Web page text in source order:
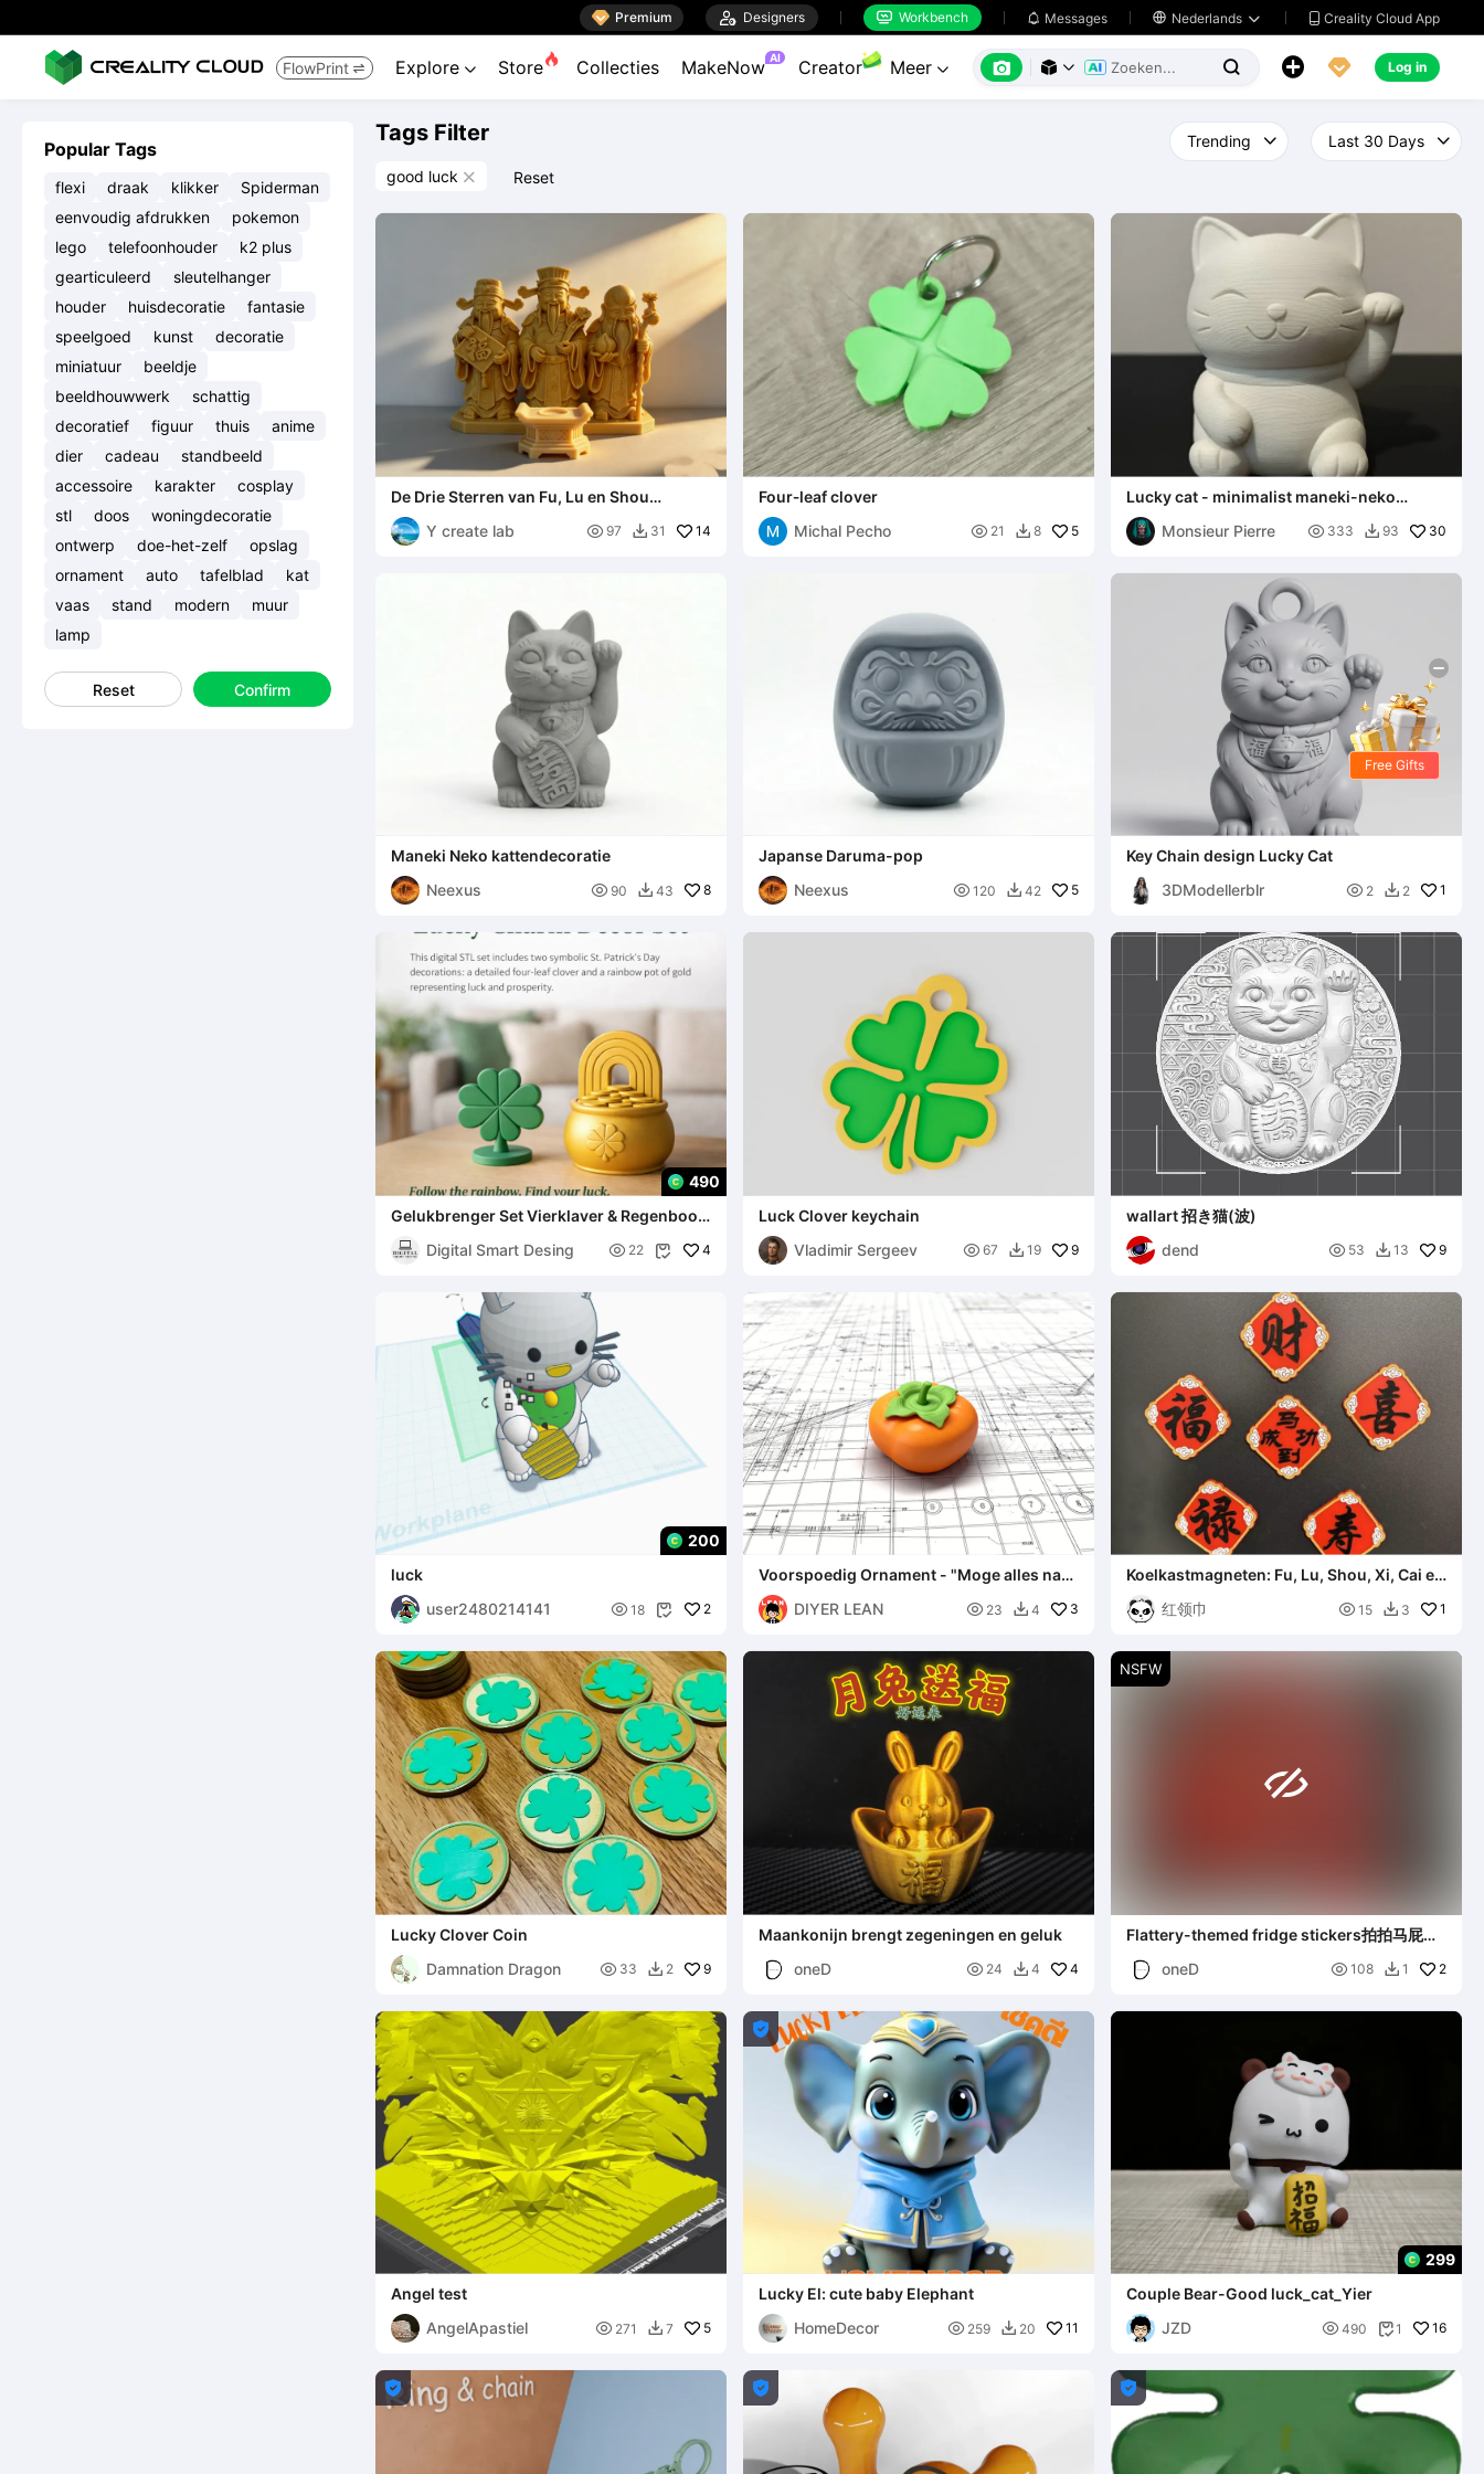
 Premium  Designers  Workbench  Messages  Nederlands   Creality Cloud App
FlowPrint  Explore  Store Collecties MakeNow AI Creator Meer        Log in
Popular Tags
flexi draak klikker
Spiderman
eenvoudig afdrukken
pokemon
lego
telefoonhouder
k2 plus
gearticuleerd
sleutelhanger
houder
huisdecoratie
fantasie
speelgoed
kunst
decoratie
miniatuur
beeldje
beeldhouwwerk
schattig
decoratief
figuur thuis
anime
dier
cadeau
standbeeld
accessoire
karakter
cosplay
stl
doos
woningdecoratie
ontwerp
doe-het-zelf
opslag
ornament
auto tafelblad
kat
vaas
stand modern
muur
lamp
Reset Confirm
Tags Filter
good luck  Reset
De Drie Sterren van Fu, Lu en Shou
Brengen Geluk
Y create lab
 97  31 14
Four‑leaf clover
Michal Pecho
 21  8 5
Lucky cat - minimalist maneki-neko
figurine
Monsieur Pierre
 333  93 30
Maneki Neko kattendecoratie
Neexus
 90  43 8
Japanse Daruma-pop
Neexus
 120  42 5
Key Chain design Lucky Cat
3DModellerblr
 2  2 1
490
Gelukbrenger Set Vierklaver & Regenboog
Digital Smart Desing
 22  4
Luck Clover keychain
Vladimir Sergeev
 67  19 9
wallart 招き猫(波)
dend
 53  13 9
200
luck
user2480214141
 18  2
Voorspoedig Ornament - "Moge alles naar
wens gaan" Kaki
DIYER LEAN
 23  4 3
Koelkastmagneten: Fu, Lu, Shou, Xi, Cai en
红领巾
 15  3 1
Lucky Clover Coin
Damnation Dragon
 33  2 9
Maankonijn brengt zegeningen en geluk
oneD
 24  4 4
NSFW

Flattery-themed fridge stickers拍拍马屁对
oneD
 108  1 2
Angel test
AngelApastiel
 271  7 5

Lucky El: cute baby Elephant
HomeDecor
 259  20 11
299
Couple Bear-Good luck_cat_Yier
JZD
 490 1 16
  
Free Gifts